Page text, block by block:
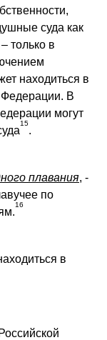
суда как
только в
находиться в
Федерации. В
могут
15
.
плавания, -
по
16
в